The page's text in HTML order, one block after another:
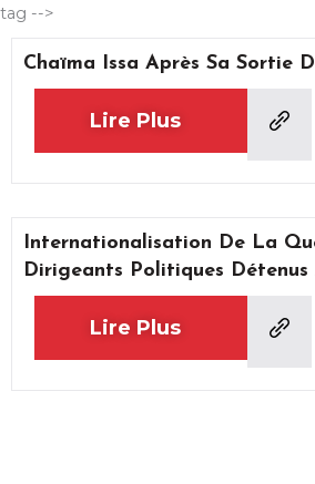
tag -->
contenu
Chaïma Issa Après Sa Sortie
Lire Plus
Internationalisation De La
Dirigeants Politiques
Lire Plus